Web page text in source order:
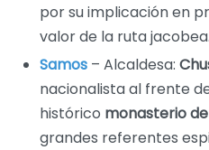
por su implicación en
valor de la ruta jacobea.
Samos – Alcaldesa:
nacionalista al frente
histórico monasterio
grandes referentes